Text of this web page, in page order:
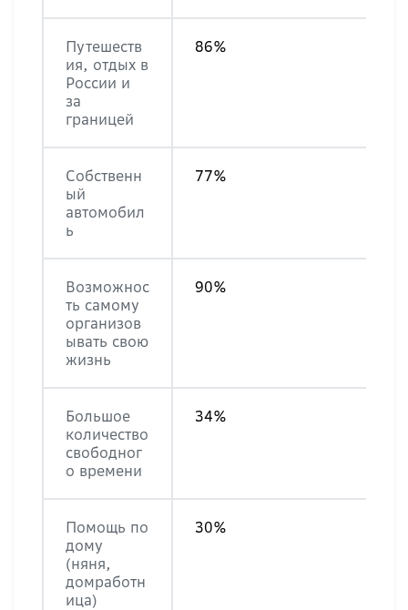
Путешеств
ия, отдых в
России и
за
границей
86%
Собственн
ый
автомобил
ь
77%
Возможнос
ть самому
организов
ывать свою
жизнь
90%
Большое
количество
свободног
о времени
34%
Помощь по
дому
(няня,
домработн
ица)
30%